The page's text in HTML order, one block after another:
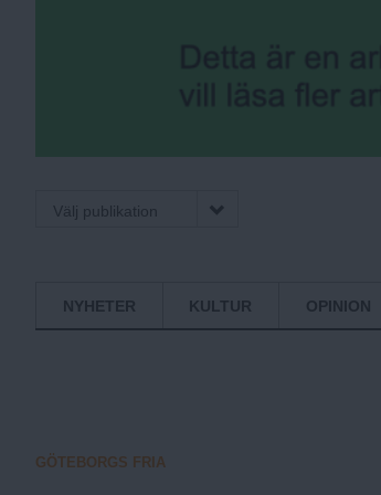
Välj publikation
F
i
NYHETER KULTUR OPINION
GÖTEBORGS FRIA